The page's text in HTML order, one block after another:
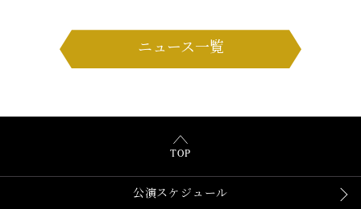
ニュース一覧
TOP
公演スケジュール